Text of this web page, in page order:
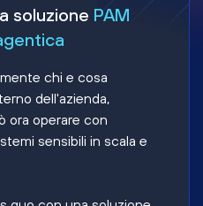
soluzione PAM
chi e cosa
dell'azienda,
ora operare con
sensibili in scala e